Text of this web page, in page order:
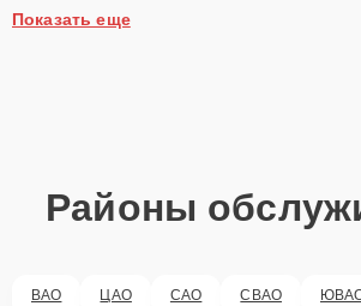
Показать еще
Районы
ВАО ЦАО САО СВАО